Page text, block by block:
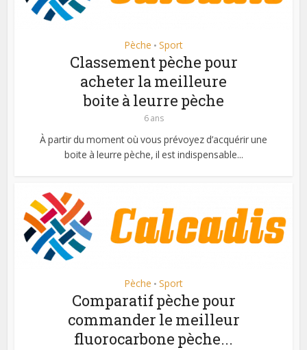
Pèche • Sport
Classement pèche pour
acheter la meilleure
boite à leurre pèche
6 ans
À partir du moment où vous prévoyez d’acquérir une
boite à leurre pèche, il est indispensable...
Pèche • Sport
Comparatif pèche pour
commander le meilleur
fluorocarbone pèche...